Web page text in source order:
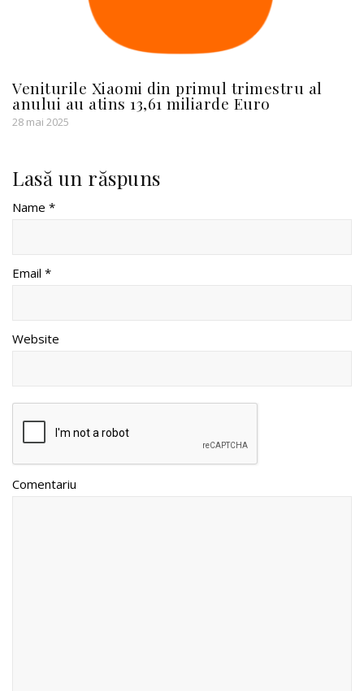
Veniturile Xiaomi din primul trimestru al
anului au atins 13,61 miliarde Euro
28 mai 2025
Lasă un răspuns
Name *
Email *
Website
Comentariu